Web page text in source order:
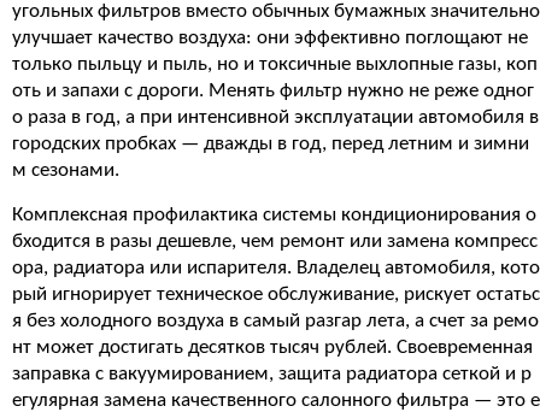
угольных фильтров вместо обычных бумажных значительно
улучшает качество воздуха: они эффективно поглощают не
только пыльцу и пыль, но и токсичные выхлопные газы, коп
оть и запахи с дороги. Менять фильтр нужно не реже одног
о раза в год, а при интенсивной эксплуатации автомобиля в
городских пробках — дважды в год, перед летним и зимни
м сезонами.
Комплексная профилактика системы кондиционирования о
бходится в разы дешевле, чем ремонт или замена компресс
ора, радиатора или испарителя. Владелец автомобиля, кото
рый игнорирует техническое обслуживание, рискует остатьс
я без холодного воздуха в самый разгар лета, а счет за ремо
нт может достигать десятков тысяч рублей. Своевременная
заправка с вакуумированием, защита радиатора сеткой и р
егулярная замена качественного салонного фильтра — это е